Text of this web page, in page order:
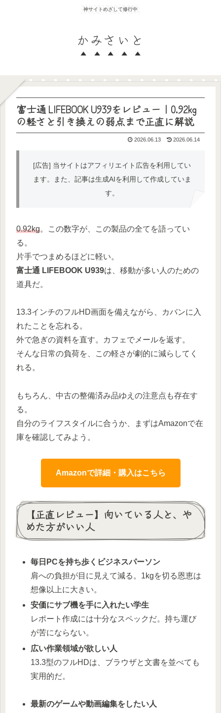
神サイトめざして修行中
かみさいと
富士通 LIFEBOOK U939をレビュー｜0.92kg
の軽さと引き換えの弱点まで正直に解説
2026.06.13 2026.06.14
[広告] 当サイトはアフィリエイト広告を利用してい
ます。また、記事は生成AIを利用して作成していま
す。
0.92kg。この数字が、この製品の全てを語ってい
る。
片手でつまめるほどに軽い。
富士通 LIFEBOOK U939は、移動が多い人のための
道具だ。
13.3インチのフルHD画面を備えながら、カバンに入
れたことを忘れる。
外で急ぎの資料を直す。カフェでメールを返す。
そんな日常の負荷を、この軽さが劇的に減らしてく
れる。
もちろん、中古の整備済み品ゆえの注意点も存在す
る。
自分のライフスタイルに合うか、まずはAmazonで在
庫を確認してみよう。
Amazonで詳細・購入はこちら
【正直レビュー】向いている人と、や
めた方がいい人
毎日PCを持ち歩くビジネスパーソン
肩への負担が目に見えて減る。1kgを切る恩恵は
想像以上に大きい。
安価にサブ機を手に入れたい学生
レポート作成には十分なスペックだ。持ち運び
が苦にならない。
広い作業領域が欲しい人
13.3型のフルHDは、ブラウザと文書を並べても
実用的だ。
最新のゲームや動画編集をしたい人